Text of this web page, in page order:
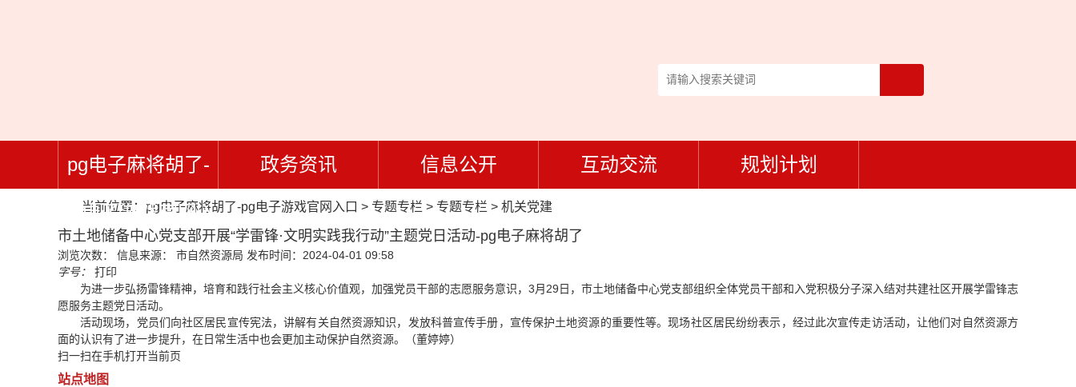
pg电子麻将胡了-
pg电子游戏官网入
口
政务资讯 信息公开 互动交流 规划计划
当前位置： pg电子麻将胡了-pg电子游戏官网入口 > 专题专栏 > 专题专栏 > 机关党建
市土地储备中心党支部开展“学雷锋·文明实践我行动”主题党日活动-pg电子麻将胡了
浏览次数： 信息来源： 市自然资源局 发布时间：2024-04-01 09:58
字号：
打印
为进一步弘扬雷锋精神，培育和践行社会主义核心价值观，加强党员干部的志愿服务意识，3月29日，市土地储备中心党支部组织全体党员干部和入党积极分子深入结对共建社区开展学雷锋志
愿服务主题党日活动。
活动现场，党员们向社区居民宣传宪法，讲解有关自然资源知识，发放科普宣传手册，宣传保护土地资源的重要性等。现场社区居民纷纷表示，经过此次宣传走访活动，让他们对自然资源方
面的认识有了进一步提升，在日常生活中也会更加主动保护自然资源。（董婷婷）
扫一扫在手机打开当前页
站点地图